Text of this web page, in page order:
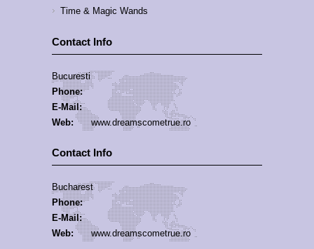
Time & Magic Wands
Contact Info
Bucuresti
Phone:
E-Mail:
Web:
www.dreamscometrue.ro
Contact Info
Bucharest
Phone:
E-Mail:
Web:
www.dreamscometrue.ro